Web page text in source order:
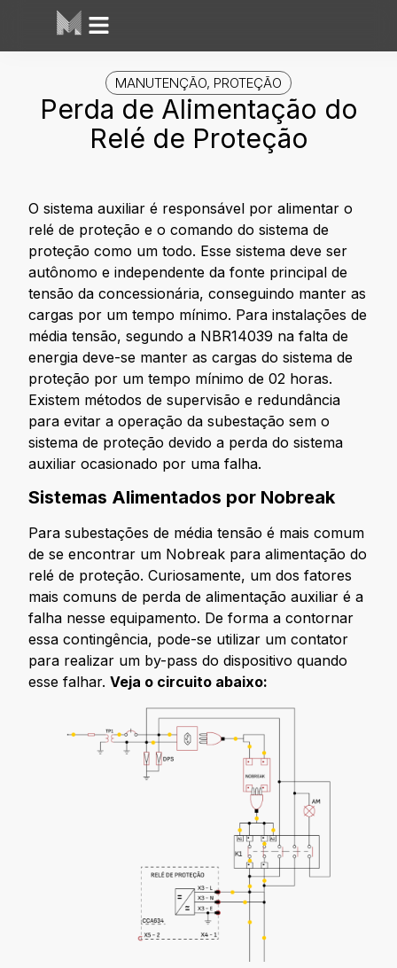
MANUTENÇÃO, PROTEÇÃO
Perda de Alimentação do
Relé de Proteção
O sistema auxiliar é responsável por alimentar o
relé de proteção e o comando do sistema de
proteção como um todo. Esse sistema deve ser
autônomo e independente da fonte principal de
tensão da concessionária, conseguindo manter as
cargas por um tempo mínimo. Para instalações de
média tensão, segundo a NBR14039 na falta de
energia deve-se manter as cargas do sistema de
proteção por um tempo mínimo de 02 horas.
Existem métodos de supervisão e redundância
para evitar a operação da subestação sem o
sistema de proteção devido a perda do sistema
auxiliar ocasionado por uma falha.
Sistemas Alimentados por Nobreak
Para subestações de média tensão é mais comum
de se encontrar um Nobreak para alimentação do
relé de proteção. Curiosamente, um dos fatores
mais comuns de perda de alimentação auxiliar é a
falha nesse equipamento. De forma a contornar
essa contingência, pode-se utilizar um contator
para realizar um by-pass do dispositivo quando
esse falhar.Veja o circuito abaixo: